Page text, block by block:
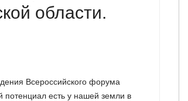
области.
Всероссийского форума
есть у нашей земли в